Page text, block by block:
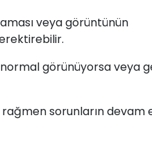
veya görüntünün
görünüyorsa veya
rağmen sorunların devam